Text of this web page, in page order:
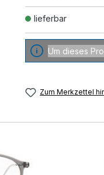
lieferbar
Um dieses
Zum Merkzettel